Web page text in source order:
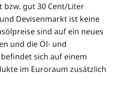
bzw. gut 30 Cent/Liter
Devisenmarkt ist keine
sind auf ein neues
und die Öl- und
sich auf einem
im Euroraum zusätzlich